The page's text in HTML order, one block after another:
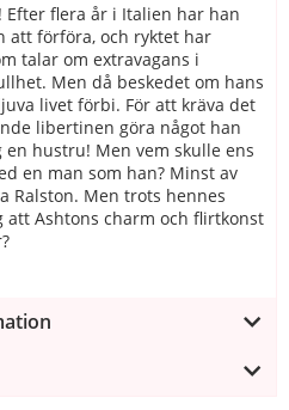
flera år i Italien har han
att förföra, och ryktet har
talar om extravagans i
Men då beskedet om hans
livet förbi. För att kräva det
libertinen göra något han
hustru! Men vem skulle ens
en man som han? Minst av
Ralston. Men trots hennes
att Ashtons charm och flirtkonst